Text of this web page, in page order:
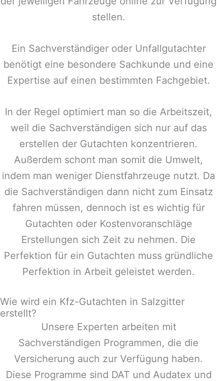
stellen.
Ein Sachverständiger oder Unfallgutachter
benötigt eine besondere Sachkunde und eine
Expertise auf einen bestimmten Fachgebiet.
In der Regel optimiert man so die Arbeitszeit,
weil die Sachverständigen sich nur auf das
erstellen der Gutachten konzentrieren.
Außerdem schont man somit die Umwelt,
indem man weniger Dienstfahrzeuge nutzt. Da
die Sachverständigen dann nicht zum Einsatz
fahren müssen, dennoch ist es wichtig für
Gutachten oder Kostenvoranschläge
Erstellungen sich Zeit zu nehmen. Die
Perfektion für ein Gutachten muss gründliche
Perfektion in Arbeit geleistet werden.
Wie wird ein Kfz-Gutachten in Salzgitter
erstellt?
Unsere Experten arbeiten mit
Sachverständigen Programmen, die die
Versicherung auch zur Verfügung haben.
Diese Programme sind DAT und Audatex und